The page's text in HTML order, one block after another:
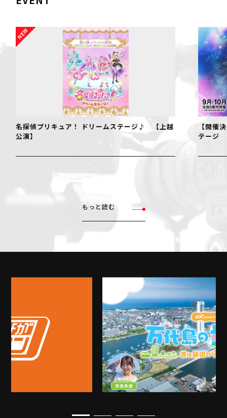
名探偵プリキュア！ ドリームステージ♪ 【上越
公演】
【開催
テージ
もっと読む